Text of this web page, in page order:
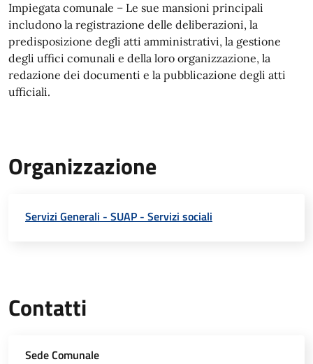
Impiegata comunale – Le sue mansioni principali
includono la registrazione delle deliberazioni, la
predisposizione degli atti amministrativi, la gestione
degli uffici comunali e della loro organizzazione, la
redazione dei documenti e la pubblicazione degli atti
ufficiali.
Organizzazione
Servizi Generali - SUAP - Servizi sociali
Contatti
Sede Comunale